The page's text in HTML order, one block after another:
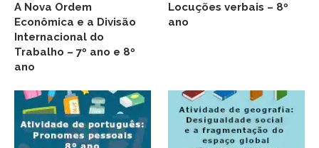
A Nova Ordem
Econômica e a Divisão
Internacional do
Trabalho – 7º ano e 8º
ano
Locuções verbais – 8º
ano